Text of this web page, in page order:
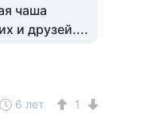
чаша
и друзей....
6 лет 1